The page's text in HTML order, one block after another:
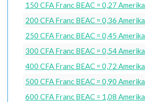
150 CFA Franc BEAC = 0,27
200 CFA Franc BEAC = 0,36
250 CFA Franc BEAC = 0,45
300 CFA Franc BEAC = 0,54
400 CFA Franc BEAC = 0,72
500 CFA Franc BEAC = 0,90
600 CFA Franc BEAC = 1,08